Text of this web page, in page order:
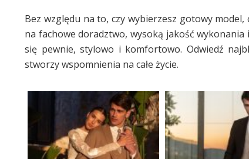
Bez względu na to, czy wybierzesz gotowy model,
na fachowe doradztwo, wysoką jakość
się pewnie, stylowo i komfortowo. Odwiedź
stworzy wspomnienia na całe życie.